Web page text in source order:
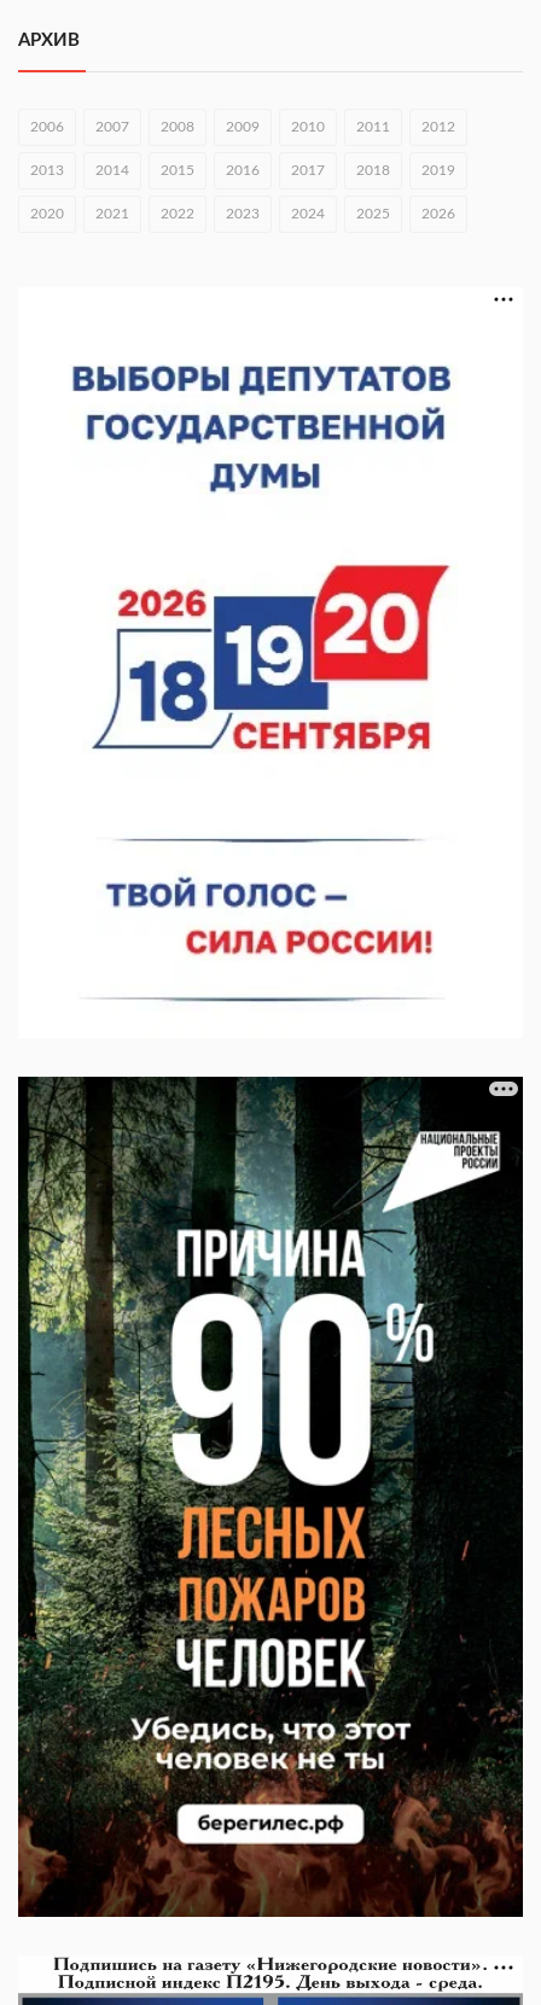
раза
06.08.2026 15:26
Видели ночь, бежали всю ночь... На Нижневолжской
набережной прошел необычный забег
Нижегородские хирурги выполнили трансоральную
операцию на щитовидной железе
06.08.2026 15:03
Более 30 нижегородцев прошли обучение для соцконтракта
06.08.2026 14:46
АРХИВ
2006 2007 2008 2009 2010 2011 2012
2013 2014 2015 2016 2017 2018 2019
2020 2021 2022 2023 2024 2025 2026